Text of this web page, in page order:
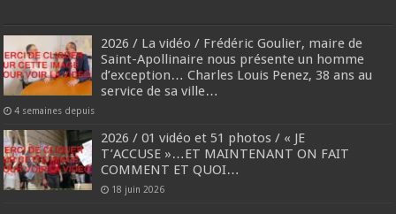
2026 / La vidéo / Frédéric Goulier, maire de
Saint-Apollinaire nous présente un homme
d’exception… Charles Louis Penez, 38 ans au
service de sa ville…
4 semaines depuis
2026 / 01 vidéo et 51 photos / « JE
T’ACCUSE »…ET MAINTENANT ON FAIT
COMMENT ET QUOI…
18 juin 2026